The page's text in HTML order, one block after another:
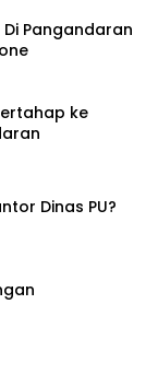
Pangandaran
ke
Dinas PU?